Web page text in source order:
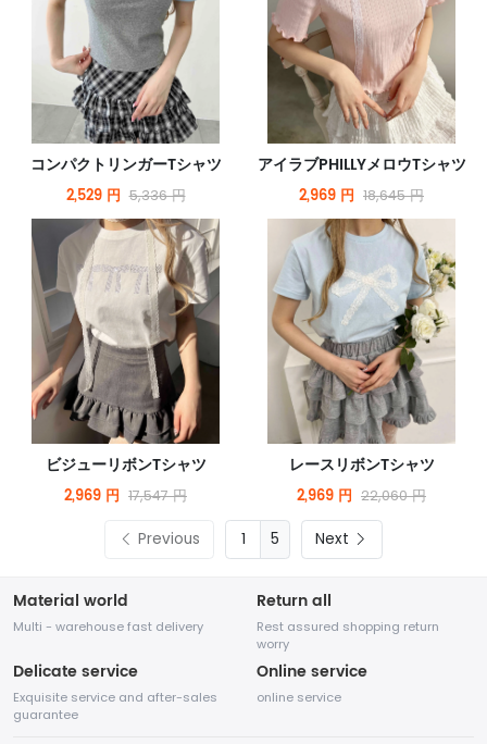
コンパクトリンガーTシャツ
2,529 円 5,336 円
アイラブPHILLYメロウTシャツ
2,969 円 18,645 円
ビジューリボンTシャツ
2,969 円 17,547 円
レースリボンTシャツ
2,969 円 22,060 円
Previous 5 Next
Material world
Multi - warehouse fast delivery
Return all
Rest assured shopping return
worry
Delicate service
Exquisite service and after-sales
guarantee
Online service
online service